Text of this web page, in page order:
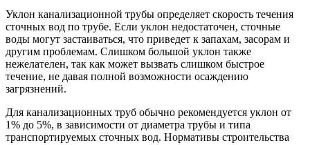
Уклон канализационной трубы определяет скорость течения
сточных вод по трубе. Если уклон недостаточен, сточные
воды могут застаиваться, что приведет к запахам, засорам и
другим проблемам. Слишком большой уклон также
нежелателен, так как может вызвать слишком быстрое
течение, не давая полной возможности осаждению
загрязнений.
Для канализационных труб обычно рекомендуется уклон от
1% до 5%, в зависимости от диаметра трубы и типа
транспортируемых сточных вод. Нормативы строительства